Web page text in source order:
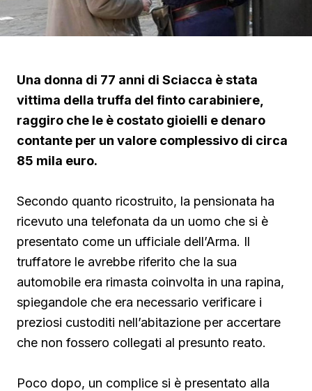
Una donna di 77 anni di Sciacca è stata
vittima della truffa del finto carabiniere,
raggiro che le è costato gioielli e denaro
contante per un valore complessivo di circa
85 mila euro.
Secondo quanto ricostruito, la pensionata ha
ricevuto una telefonata da un uomo che si è
presentato come un ufficiale dell’Arma. Il
truffatore le avrebbe riferito che la sua
automobile era rimasta coinvolta in una rapina,
spiegandole che era necessario verificare i
preziosi custoditi nell’abitazione per accertare
che non fossero collegati al presunto reato.
Poco dopo, un complice si è presentato alla